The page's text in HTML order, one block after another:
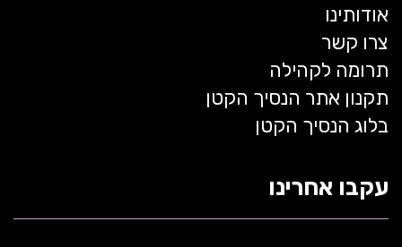
אודותינו
צרו קשר
תרומה לקהילה
תקנון אתר הנסיך הקטן
בלוג הנסיך הקטן
עקבו אחרינו